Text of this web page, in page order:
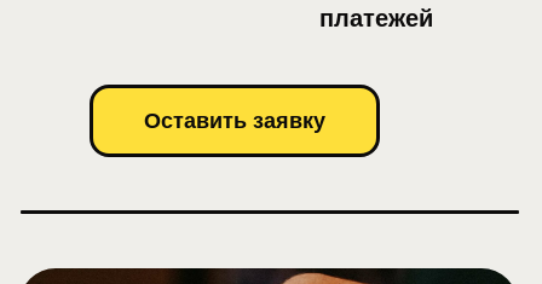
Оставить заявку
платежей